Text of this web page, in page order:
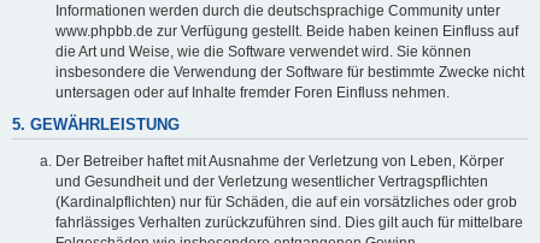
Informationen werden durch die deutschsprachige Community unter
www.phpbb.de zur Verfügung gestellt. Beide haben keinen Einfluss auf
die Art und Weise, wie die Software verwendet wird. Sie können
insbesondere die Verwendung der Software für bestimmte Zwecke nicht
untersagen oder auf Inhalte fremder Foren Einfluss nehmen.
5. GEWÄHRLEISTUNG
Der Betreiber haftet mit Ausnahme der Verletzung von Leben, Körper
und Gesundheit und der Verletzung wesentlicher Vertragspflichten
(Kardinalpflichten) nur für Schäden, die auf ein vorsätzliches oder grob
fahrlässiges Verhalten zurückzuführen sind. Dies gilt auch für mittelbare